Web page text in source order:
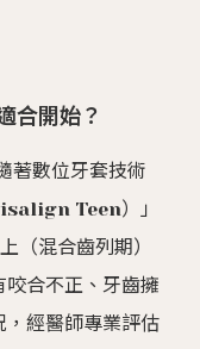
合開始？
著數位牙套技術
Teen）」
（混合齒列期）
合不正、牙齒擁
，經醫師專業評估